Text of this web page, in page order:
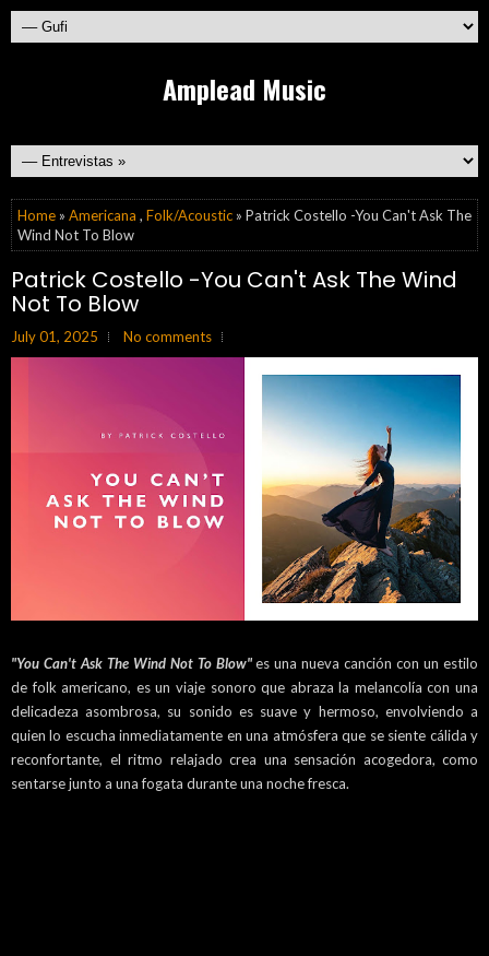
Amplead Music
Home » Americana , Folk/Acoustic » Patrick Costello -You Can't Ask The
Wind Not To Blow
Patrick Costello -You Can't Ask The Wind
Not To Blow
July 01, 2025 No comments
"You Can't Ask The Wind Not To Blow"es una nueva canción con un estilo
de folk americano, es un viaje sonoro que abraza la melancolía con una
delicadeza asombrosa, su sonido es suave y hermoso, envolviendo a
quien lo escucha inmediatamente en una atmósfera que se siente cálida y
reconfortante, el ritmo relajado crea una sensación acogedora, como
sentarse junto a una fogata durante una noche fresca.